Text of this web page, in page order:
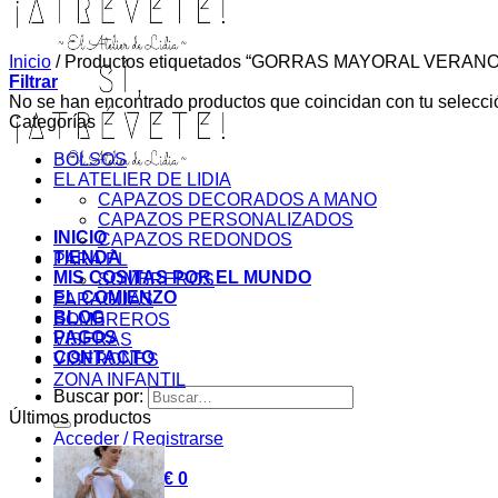
INICIO
TIENDA
MIS COSITAS POR EL MUNDO
EL COMIENZO
BLOG
PAGOS
CONTACTO
Buscar por:
Acceder / Registrarse
Carrito /0,00€ 0
Inicio /Productos etiquetados “GORRAS MAYORAL
Filtrar
No se han encontrado productos que coincidan con tu
Categorías
BOLSOS
EL ATELIER DE LIDIA
CAPAZOS DECORADOS A MANO
CAPAZOS PERSONALIZADOS
CAPAZOS REDONDOS
PARA ÉL
SOMBREROS
PARAGUAS
SOMBREROS
VISERAS
VISERONES
ZONA INFANTIL
Últimos productos